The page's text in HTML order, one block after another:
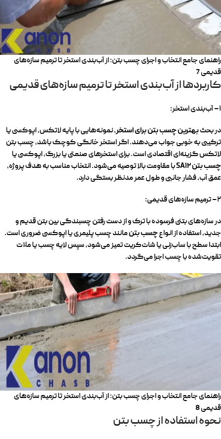
راهنمای جامع انتخاب و اجرای چسب بتن: از آب‌بندی استخر تا ترمیم سازه‌های
قدیمی 7
کاربردها از آب‌بندی استخر تا ترمیم سازه‌های قدیمی
۱ – آب‌بندی استخر:
در بحثبهترین چسب بتن برای استخر، نمونه‌هایی با پایه لاتکس، اپوکسی یا
ترکیبی به خوبی جواب می‌دهند. اگر استخر خانگی کوچک باشد، چسب بتن
لاتکس گزینه‌ای اقتصادی است. برای استخرهای صنعتی یا بزرگ، اپوکسی یا
چسب بتن SA12
با مقاومت بالا توصیه می‌شود. انتخاب مناسب به هدف پروژه،
عمق آب، فشار جانبی و طول عمر مدنظر بستگی دارد.
۲ – ترمیم سازه‌های قدیمی:
در سازه‌های بتنی فرسوده با ترک و از دست رفتن چسبندگی بین بتن قدیم و
جدید، استفاده از انواعچسب بتنمانند چسب پلیمری یا اپوکسی ضروری است.
ابتدا سطح با ساب‌زنی یا شات‌کریت تمیز می‌شود، سپس لایه چسب یا ملات
تقویت‌شده با چسب اجرا می‌گردد.
راهنمای جامع انتخاب و اجرای چسب بتن: از آب‌بندی استخر تا ترمیم سازه‌های
قدیمی 8
نحوه استفاده از چسب بتن